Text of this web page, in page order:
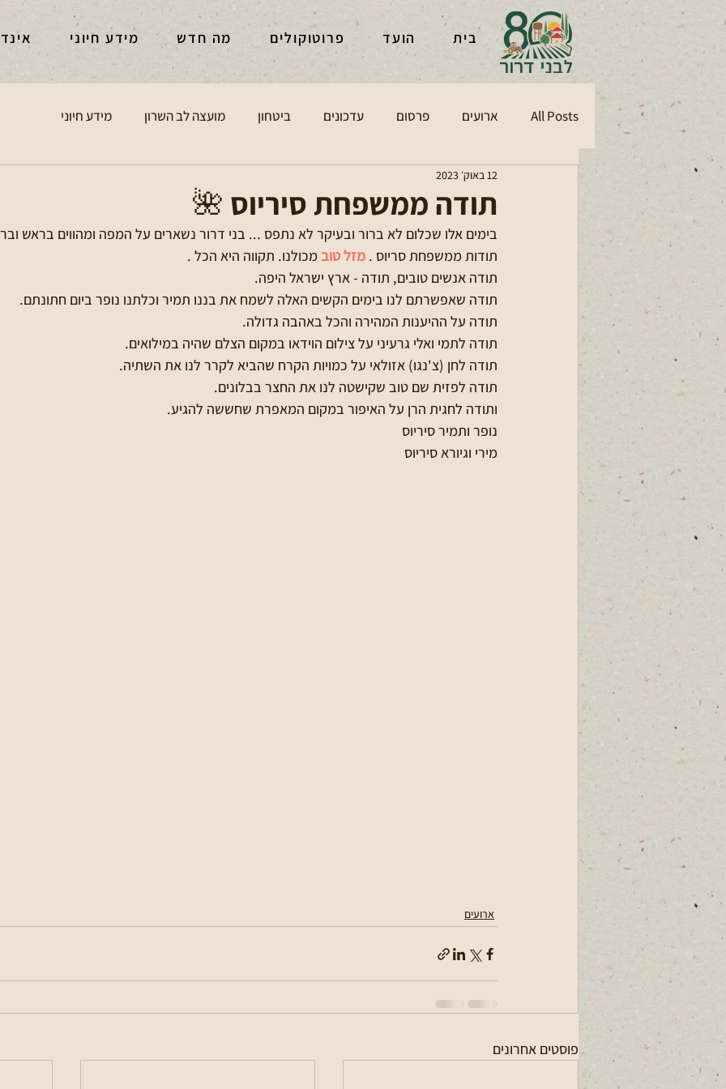
בית הועד פרוטוקולים מה חדש מידע חיוני
All Posts ארועים פרסום עדכונים ביטחון מועצה לב השרון מידע חיוני
תודה ממשפחת סיריוס 🌺
12 באוק׳ 2023
בימים אלו שכלום לא ברור ובעיקר לא נתפס ... בני דרור נשארים על המפה ומהווים בראש
תודות ממשפחת סריוס . מזל טוב מכולנו. תקווה היא הכל .
תודה אנשים טובים, תודה - ארץ ישראל היפה.
תודה שאפשרתם לנו בימים הקשים האלה לשמח את בננו תמיר וכלתנו נופר ביום חתונתם.
תודה על ההיענות המהירה והכל באהבה גדולה.
תודה לתמי ואלי גרעיני על צילום הוידאו במקום הצלם שהיה במילואים.
תודה לחן (צ'נגו) אזולאי על כמויות הקרח שהביא לקרר לנו את השתיה.
תודה לפזית שם טוב שקישטה לנו את החצר בבלונים.
ותודה לחגית הרן על האיפור במקום המאפרת שחששה להגיע.
נופר ותמיר סיריוס
מירי וגיורא סיריוס
ארועים
פוסטים אחרונים